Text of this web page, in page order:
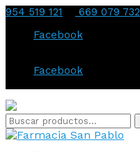
954 519 121 669 079 732
Facebook
Facebook